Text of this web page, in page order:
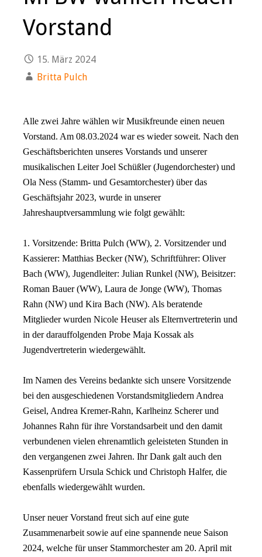
Vorstand
15. März 2024
Britta Pulch
Alle zwei Jahre wählen wir Musikfreunde einen neuen
Vorstand. Am 08.03.2024 war es wieder soweit. Nach den
Geschäftsberichten unseres Vorstands und unserer
musikalischen Leiter Joel Schüßler (Jugendorchester) und
Ola Ness (Stamm- und Gesamtorchester) über das
Geschäftsjahr 2023, wurde in unserer
Jahreshauptversammlung wie folgt gewählt:
1. Vorsitzende: Britta Pulch (WW), 2. Vorsitzender und
Kassierer: Matthias Becker (NW), Schriftführer: Oliver
Bach (WW), Jugendleiter: Julian Runkel (NW), Beisitzer:
Roman Bauer (WW), Laura de Jonge (WW), Thomas
Rahn (NW) und Kira Bach (NW). Als beratende
Mitglieder wurden Nicole Heuser als Elternvertreterin und
in der darauffolgenden Probe Maja Kossak als
Jugendvertreterin wiedergewählt.
Im Namen des Vereins bedankte sich unsere Vorsitzende
bei den ausgeschiedenen Vorstandsmitgliedern Andrea
Geisel, Andrea Kremer-Rahn, Karlheinz Scherer und
Johannes Rahn für ihre Vorstandsarbeit und den damit
verbundenen vielen ehrenamtlich geleisteten Stunden in
den vergangenen zwei Jahren. Ihr Dank galt auch den
Kassenprüfern Ursula Schick und Christoph Halfer, die
ebenfalls wiedergewählt wurden.
Unser neuer Vorstand freut sich auf eine gute
Zusammenarbeit sowie auf eine spannende neue Saison
2024, welche für unser Stammorchester am 20. April mit